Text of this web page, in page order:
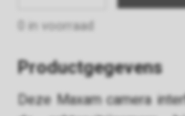
0 in voorraad
Productgegevens
Deze Maxam camera